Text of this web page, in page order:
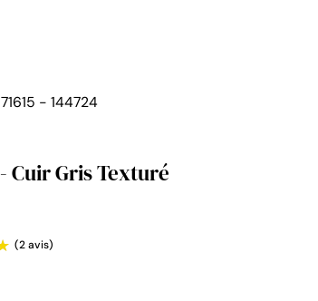
- 144724
Cuir Gris Texturé